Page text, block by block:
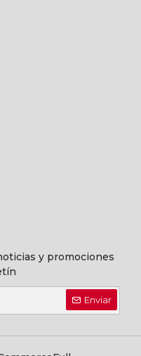
y promociones
Enviar